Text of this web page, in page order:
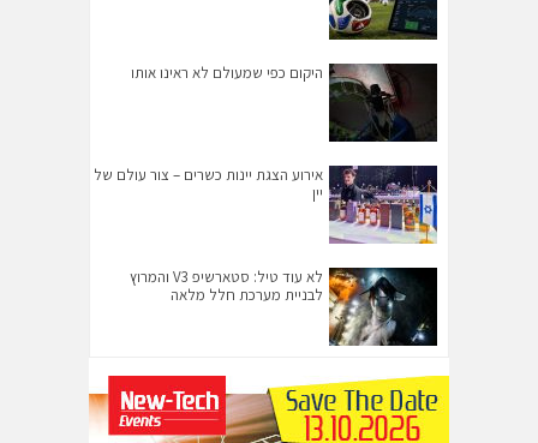
היקום כפי שמעולם לא ראינו אותו
אירוע הצגת יינות כשרים – צור עולם של
יין
לא עוד טיל: סטארשיפ V3 והמרוץ
לבניית מערכת חלל מלאה